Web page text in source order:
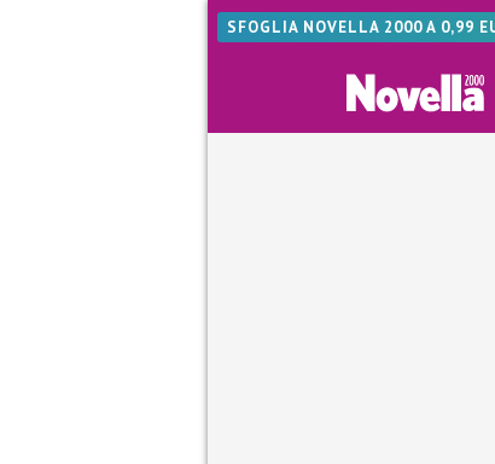
SFOGLIA NOVELLA 2000 A 0,99